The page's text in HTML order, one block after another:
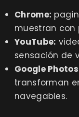
Chrome:
muestran con
YouTube:
sensación de
Google
transforman
navegables.